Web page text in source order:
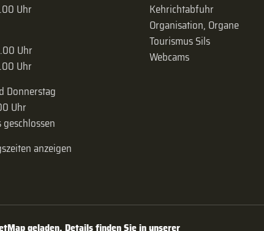
Uhr
Uhr
Uhr
Donnerstag
Uhr
anzeigen
Kehrichtabfuhr
Organisation, Organe
Tourismus Sils
Webcams
geladen. Details finden Sie in unserer